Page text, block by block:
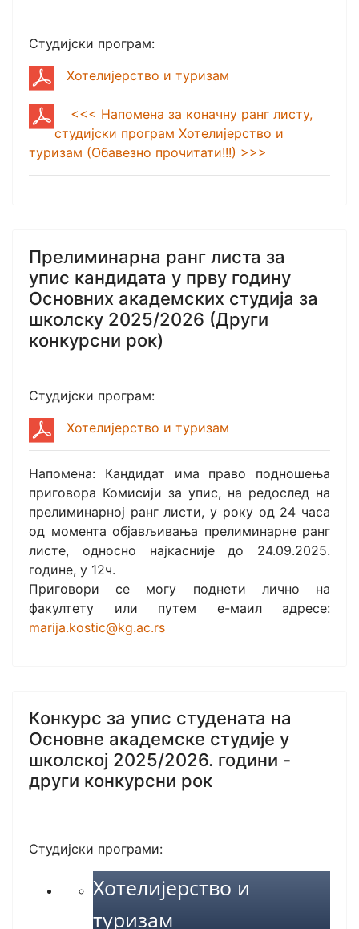
Студијски програм:
Хотелијерство и туризам
<<< Напомена за коначну ранг листу,
студијски програм Хотелијерство и
туризам (Обавезно прочитати!!!) >>>
Прелиминарна ранг листа за
упис кандидата у прву годину
Основних академских студија за
школску 2025/2026 (Други
конкурсни рок)
Студијски програм:
Хотелијерство и туризам
Напомена: Кандидат има право подношења
приговора Комисији за упис, на редослед на
прелиминарној ранг листи, у року од 24 часа
од момента објављивања прелиминарне ранг
листе, односно најкасније до 24.09.2025.
године, у 12ч.
Приговори се могу поднети лично на
факултету или путем е-маил адресе:
marija.kostic@kg.ac.rs
Конкурс за упис студената на
Основне академске студије у
школској 2025/2026. години -
други конкурсни рок
Студијски програми:
Хотелијерство и
туризам